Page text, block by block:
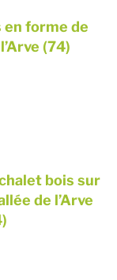
forme de
(74)
bois sur
de l’Arve